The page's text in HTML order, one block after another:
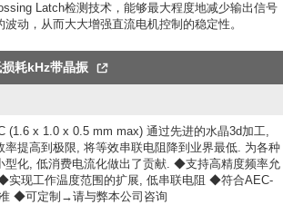
Latch检测技术，能够最大程度地减少输出信号
波动，从而大大增强直流电机控制的稳定性。
耗kHz带晶振
(1.6 x 1.0 x 0.5 mm max) 通过先进的水晶3d加工,
率提高到极限, 将等效串联电阻降到业界最低. 为各种
型化, 低消费电流化做出了贡献. ◆支持高精度频率允
实现工作温度范围的扩展, 低串联电阻 ◆符合AEC-
◆可定制→请与弊本公司咨询